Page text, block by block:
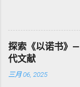
限 第11–15章讲述
与不洁”的律例。其
秩序感 ，帮助以色列
罪”，而是不妨碍与
16章描述每年一次
：以异象回顾以色
：智慧训诫、“祸哉”
以诺书》（斯拉夫文
期以诺传统，不等
它是新约作者与读者
呼应 犹大书14–15 几
者”。 ✦ 语法 现象
世 记 1: 1）； 在 其
神、 属 灵 存在、 审
义 和 神学 定位 。
示例 分类 类型 用法
探索《以诺书》
代文献
三月 06, 2025